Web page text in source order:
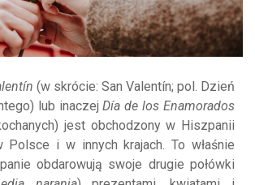
(w skrócie: San Valentín; pol. Dzień
lub inaczejDía de los Enamorados
jest obchodzony w Hiszpanii
Polsce i w innych krajach. To właśnie
obdarowują swoje drugie połówki